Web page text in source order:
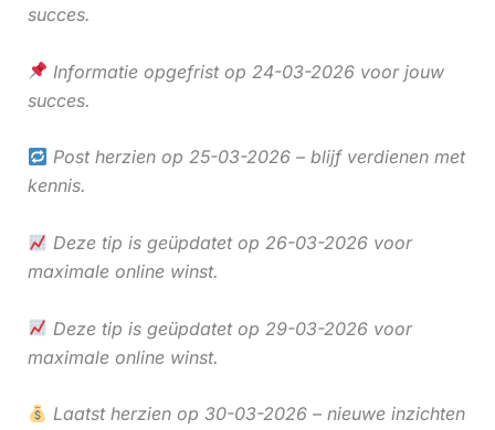
succes.
Informatie opgefrist op 24-03-2026 voor jouw
succes.
Post herzien op 25-03-2026 – blijf verdienen met
kennis.
Deze tip is geüpdatet op 26-03-2026 voor
maximale online winst.
Deze tip is geüpdatet op 29-03-2026 voor
maximale online winst.
Laatst herzien op 30-03-2026 – nieuwe inzichten